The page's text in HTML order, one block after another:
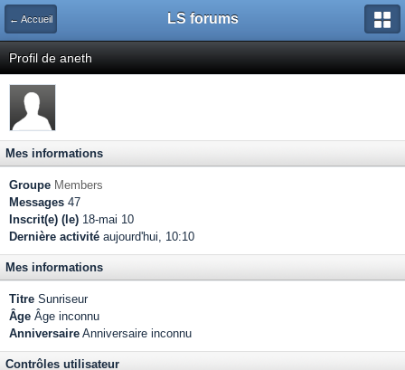
← Accueil LS forums
Profil de aneth
Mes informations
Groupe Members
Messages 47
Inscrit(e) (le) 18-mai 10
Dernière activité aujourd'hui, 10:10
Mes informations
Titre Sunriseur
Âge Âge inconnu
Anniversaire Anniversaire inconnu
Contrôles utilisateur